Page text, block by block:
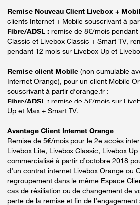
Remise Nouveau Client Livebox +
clients Internet + Mobile souscrivant à
Fibre/ADSL : remise de 8€/mois pendant
Classic et Livebox Classic + Smart TV,
pendant 12 mois sur Livebox Up et
Remise client Mobile (non cumulable
Internet Orange), pour un client Mobile
souscrivant à partir d’orange.fr :
Fibre/ADSL : remise de 5€/mois sur
Up et Max + Smart TV.
Avantage Client Internet Orange
Remise de 5€/mois pour le 2e accès
Livebox Lite, Livebox Classic, Livebox
commercialisé à partir d’octobre 2018
d’un contrat internet Livebox Orange ou
regroupement dans le même Espace
cas de résiliation ou de changement de
perte de la remise et fin de